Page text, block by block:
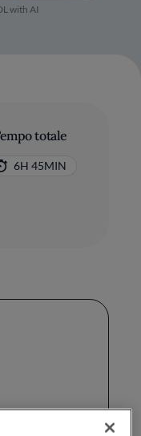
with AI
totale
6H 45MIN